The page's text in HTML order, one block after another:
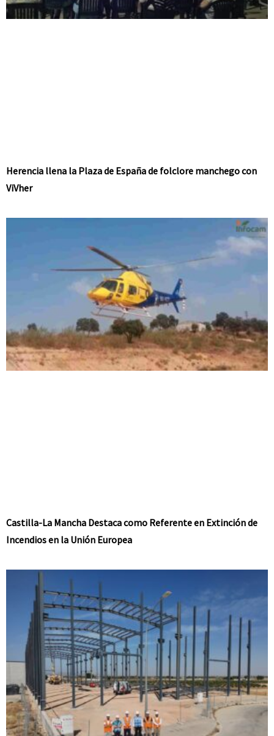
Herencia llena la Plaza de España de folclore manchego con
ViVher
Castilla-La Mancha Destaca como Referente en Extinción de
Incendios en la Unión Europea